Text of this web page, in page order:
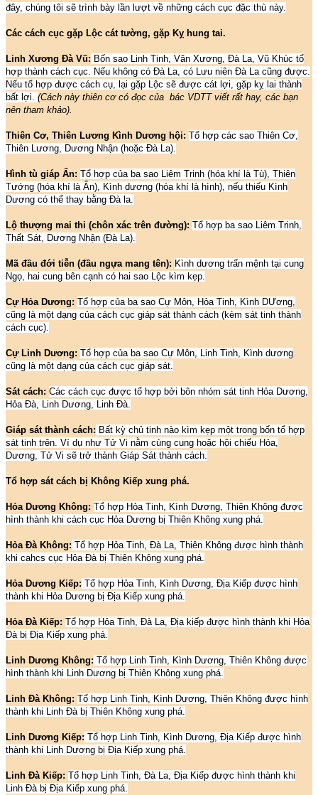
đây, chúng tôi sẽ trình bày lần lượt về những cách cục đặc thù này.
Các cách cục gặp Lộc cát tường, gặp Kỵ hung tai.
Linh Xương Đà Vũ: Bốn sao Linh Tinh, Văn Xương, Đà La, Vũ Khúc tổ
hợp thành cách cục. Nếu không có Đà La, có Lưu niên Đà La cũng được.
Nếu tổ hợp được cách cụ, lại gặp Lộc sẽ được cát lợi, gặp kỵ lai thành
bất lợi. (Cách này thiên cơ có đọc của bác VDTT viết rất hay, các bạn
nên tham khảo).
Thiên Cơ, Thiên Lương Kình Dương hội: Tổ hợp các sao Thiên Cơ,
Thiên Lương, Dương Nhận (hoặc Đà La).
Hình tù giáp Ấn: Tổ hợp của ba sao Liêm Trinh (hóa khí là Tù), Thiên
Tướng (hóa khí là Ấn), Kình dương (hóa khí là hình), nếu thiếu Kình
Dương có thể thay bằng Đà la.
Lộ thượng mai thi (chôn xác trên đường): Tổ hợp ba sao Liêm Trinh,
Thất Sát, Dương Nhận (Đà La).
Mã đầu đới tiễn (đầu ngựa mang tên): Kình dương trấn mệnh tại cung
Ngọ, hai cung bên cạnh có hai sao Lộc kìm kẹp.
Cự Hỏa Dương: Tổ hợp của ba sao Cự Môn, Hỏa Tinh, Kình DƯơng,
cũng là một dạng của cách cục giáp sát thành cách (kèm sát tinh thành
cách cục).
Cự Linh Dương: Tổ hợp của ba sao Cự Môn, Linh Tinh, Kình dương
cũng là một dạng của cách cục giáp sát.
Sát cách: Các cách cục được tổ hợp bởi bôn nhóm sát tinh Hỏa Dương,
Hỏa Đà, Linh Dương, Linh Đà.
Giáp sát thành cách: Bất kỳ chủ tinh nào kìm kẹp một trong bốn tổ hợp
sát tinh trên. Ví dụ như Tử Vi nằm cùng cung hoặc hội chiếu Hỏa,
Dương, Tử Vi sẽ trở thành Giáp Sát thành cách.
Tổ hợp sát cách bị Không Kiếp xung phá.
Hỏa Dương Không: Tổ hợp Hỏa Tinh, Kình Dương, Thiên Không được
hình thành khi cách cục Hỏa Dương bị Thiên Không xung phá.
Hỏa Đà Không: Tổ hợp Hỏa Tinh, Đà La, Thiên Không được hình thành
khi cahcs cục Hỏa Đà bị Thiên Không xung phá.
Hỏa Dương Kiếp: Tổ hợp Hỏa Tinh, Kình Dương, Địa Kiếp được hình
thành khi Hỏa Dương bị Địa Kiếp xung phá.
Hỏa Đà Kiếp: Tổ hợp Hỏa Tinh, Đà La, Địa kiếp được hình thành khi Hỏa
Đà bị Địa Kiếp xung phá.
Linh Dương Không: Tổ hợp Linh Tinh, Kình Dương, Thiên Không được
hình thành khi Linh Dương bị Thiên Không xung phá.
Linh Đà Không: Tổ hợp Linh Tinh, Kình Dương, Thiên Không được hình
thành khi Linh Đà bị Thiên Không xung phá.
Linh Dương Kiếp: Tổ hợp Linh Tinh, Kình Dương, Địa Kiếp được hình
thành khi Linh Dương bị Địa Kiếp xung phá.
Linh Đà Kiếp: Tổ hợp Linh Tinh, Đà La, Địa Kiếp được hình thành khi
Linh Đà bị Địa Kiếp xung phá.